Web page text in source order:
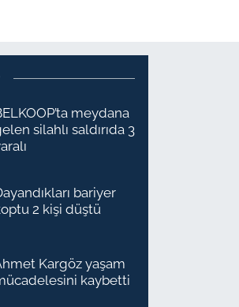
meydana
silahlı saldırıda 3
bariyer
2 kişi düştü
Kargöz yaşam
kaybetti